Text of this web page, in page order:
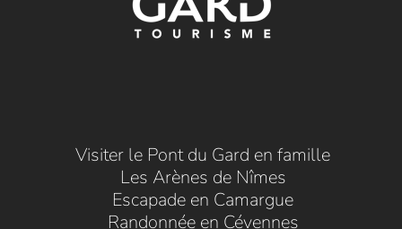
Visiter le Pont du Gard en famille
Les Arènes de Nîmes
Escapade en Camargue
Randonnée en Cévennes